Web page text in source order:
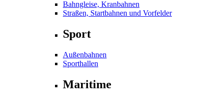
Bahngleise, Kranbahnen
Straßen, Startbahnen und Vorfelder
Sport
Außenbahnen
Sporthallen
Maritime